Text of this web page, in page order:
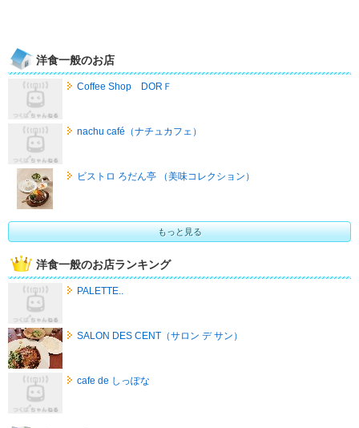
洋食一般のお店
Coffee Shop DORＦ
nachu café（ナチュカフェ）
ビストロ ろだん亭 （美味コレクション）
もっと見る
洋食一般のお店ランキング
PALETTE..
SALON DES CENT（サロン デ サン）
cafe de しっぽな